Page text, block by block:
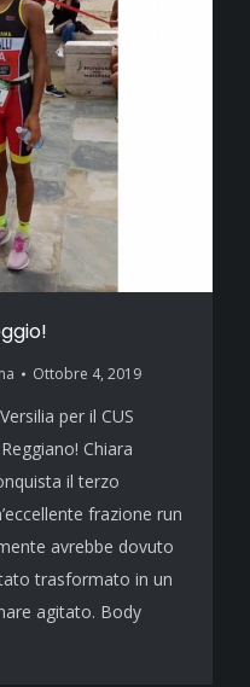
Ottobre 4, 2019
per il CUS
Chiara
il terzo
frazione run
avrebbe dovuto
trasformato in un
agitato. Body